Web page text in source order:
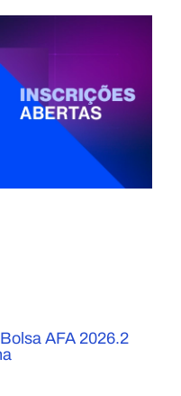
AFA 2026.2